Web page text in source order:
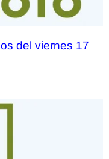
del viernes 17